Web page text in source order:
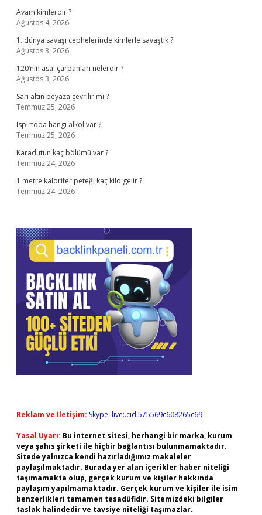
Avam kimlerdir ?
Ağustos 4, 2026
1. dünya savaşı cephelerinde kimlerle savaştık ?
Ağustos 3, 2026
120’nin asal çarpanları nelerdir ?
Ağustos 3, 2026
Sarı altın beyaza çevrilir mi ?
Temmuz 25, 2026
Ispirtoda hangi alkol var ?
Temmuz 25, 2026
Karadutun kaç bölümü var ?
Temmuz 24, 2026
1 metre kalorifer peteği kaç kilo gelir ?
Temmuz 24, 2026
Reklam ve İletişim: Skype: live:.cid.575569c608265c69
Yasal Uyarı: Bu internet sitesi, herhangi bir marka, kurum
veya şahıs şirketi ile hiçbir bağlantısı bulunmamaktadır.
Sitede yalnızca kendi hazırladığımız makaleler
paylaşılmaktadır. Burada yer alan içerikler haber niteliği
taşımamakta olup, gerçek kurum ve kişiler hakkında
paylaşım yapılmamaktadır. Gerçek kurum ve kişiler ile isim
benzerlikleri tamamen tesadüfidir. Sitemizdeki bilgiler
taslak halindedir ve tavsiye niteliği taşımazlar.